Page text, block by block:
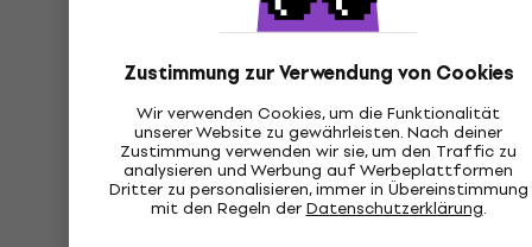
Zustimmung zur Verwendung von Cookies
Wir verwenden Cookies, um die Funktionalität
unserer Website zu gewährleisten. Nach deiner
Zustimmung verwenden wir sie, um den Traffic zu
analysieren und Werbung auf Werbeplattformen
Dritter zu personalisieren, immer in Übereinstimmung
mit den Regeln derDatenschutzerklärung.